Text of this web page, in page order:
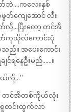
ဘဲ….ကလေးနှစ်
တ်ကျေအောင် လီး
လို့…ပြီးတော့ တင်အိ
ကုသိုလ်ကောင်းပုံ
ည်။ အပေးကောင်း
င်ရနေဦးမည်……။
ယ်လို့…”
တင်အိတစ်ကိုယ်လုံး
စူတင်းထွက်လာ